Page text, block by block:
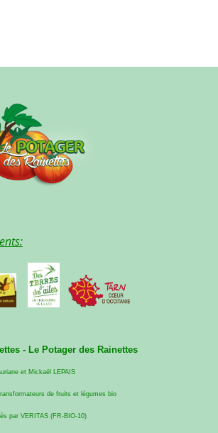
- Le Potager des Rainettes
et Mickaël LEPAIS
de fruits et légumes bio
par VERITAS (FR-BIO-10)